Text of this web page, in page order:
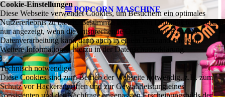
POPCORN MASCHINE
Cookie-Einstellungen
Diese Webseite verwendet Cookies, um Besuchern ein optimales
Nutzererlebnis zu bieten. Bestimmte Inhalte von Drittanbietern werden
nur angezeigt, wenn die entsprechende Option aktiviert ist. Die
Datenverarbeitung kann dann auch in einem Drittland erfolgen.
Weitere Informationen hierzu in der Datenschutzerklärung.
Technisch notwendige
Diese Cookies sind zum Betrieb der Webseite notwendig, z.B. zum
Schutz vor Hackerangriffen und zur Gewährleistung eines
konsistenten und der Nachfrage angepassten Erscheinungsbilds der